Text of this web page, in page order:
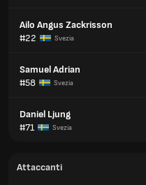
Ailo Angus Zackrisson
#22
Svezia
Samuel Adrian
#58
Svezia
Daniel Ljung
#71
Svezia
Attaccanti